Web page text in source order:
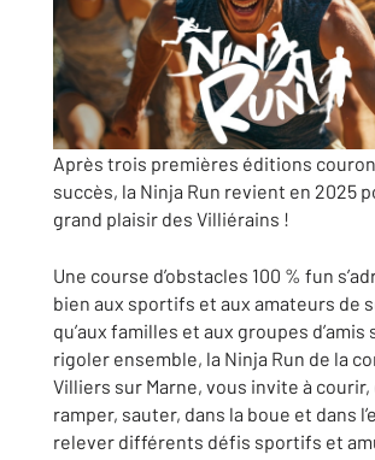
Après trois premières éditions
succès, la Ninja Run revient en 2025
grand plaisir des Villiérains !
Une course d’obstacles 100 % fun
bien aux sportifs et aux amateurs de
qu’aux familles et aux groupes
rigoler ensemble, la Ninja Run de la
Villiers sur Marne, vous invite à courir,
ramper, sauter, dans la boue et dans
relever différents défis sportifs et